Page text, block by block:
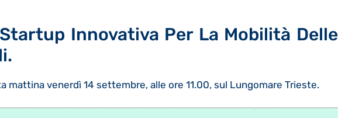
Innovativa Per La Mobilità Delle
mattina venerdì 14 settembre, alle ore 11.00, sul Lungomare Trieste.